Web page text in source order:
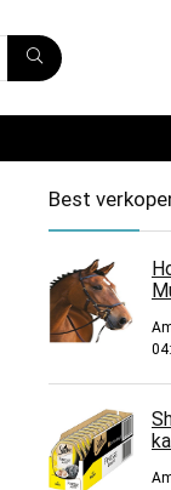
Best